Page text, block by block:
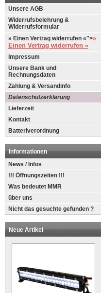
Unsere AGB
Widerrufsbelehrung &
Widerrufsformular
» Einen Vertrag widerrufen «">»
Einen Vertrag widerrufen «
Impressum
Unsere Bank und
Rechnungsdaten
Zahlung & Versandinfo
Datenschutzerklärung
Lieferzeit
Kontakt
Batteriverordnung
Informationen
News / Infos
!!! Öffnungszeiten !!!
Was bedeutet MMR
über uns
Nicht das gesuchte gefunden ?
Neue Artikel